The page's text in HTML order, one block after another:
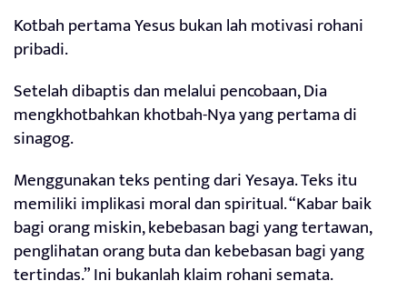
Kotbah pertama Yesus bukan lah motivasi rohani
pribadi.
Setelah dibaptis dan melalui pencobaan, Dia
mengkhotbahkan khotbah-Nya yang pertama di
sinagog.
Menggunakan teks penting dari Yesaya. Teks itu
memiliki implikasi moral dan spiritual. “Kabar baik
bagi orang miskin, kebebasan bagi yang tertawan,
penglihatan orang buta dan kebebasan bagi yang
tertindas.” Ini bukanlah klaim rohani semata.